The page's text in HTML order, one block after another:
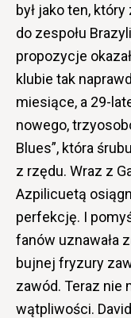
był jako ten,
do zespołu
propozycje
klubie tak
miesiące, a 29-
nowego,
Blues”, która
z rzędu. Wraz z
Azpilicuetą
perfekcję. I
fanów uznawała
bujnej fryzury
zawód. Teraz nie
wątpliwości.